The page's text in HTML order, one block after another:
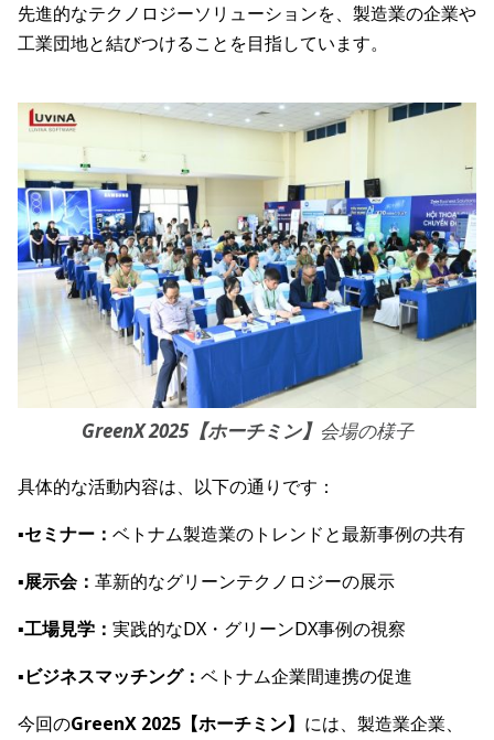
先進的なテクノロジーソリューションを、製造業の企業や
工業団地と結びつけることを目指しています。
GreenX 2025【ホーチミン】 会場の様子
具体的な活動内容は、以下の通りです：
▪️セミナー： ベトナム製造業のトレンドと最新事例の共有
▪️展示会： 革新的なグリーンテクノロジーの展示
▪️工場見学： 実践的なDX・グリーンDX事例の視察
▪️ビジネスマッチング： ベトナム企業間連携の促進
今回のGreenX 2025【ホーチミン】 には、製造業企業、